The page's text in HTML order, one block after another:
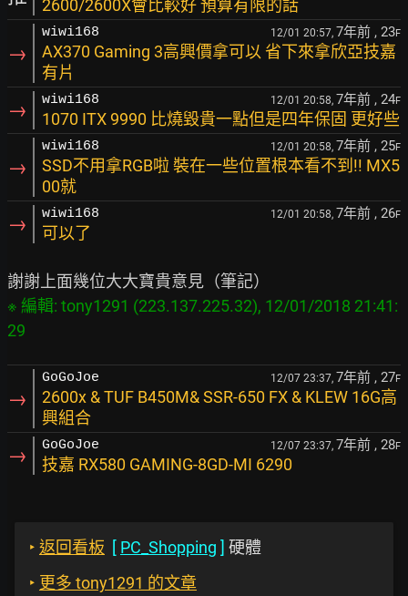
2600/2600X會比較好 預算有限的話
→
wiwi168 12/01 20:57, 7年前 , 23F
AX370 Gaming 3高興價拿可以 省下來拿欣亞技嘉
有片
→ wiwi168 12/01 20:58, 7年前 , 24F
1070 ITX 9990 比燒毀貴一點但是四年保固 更好些
→
wiwi168 12/01 20:58, 7年前 , 25F
SSD不用拿RGB啦 裝在一些位置根本看不到!! MX5
00就
→ wiwi168 12/01 20:58, 7年前 , 26F
可以了
※ 編輯: tony1291 (223.137.225.32), 12/01/2018 21:41:
→
GoGoJoe 12/07 23:37, 7年前 , 27F
2600x & TUF B450M& SSR-650 FX & KLEW 16G高
興組合
→ GoGoJoe 12/07 23:37, 7年前 , 28F
技嘉 RX580 GAMING-8GD-MI 6290
‣ 返回看板 [ PC_Shopping ] 硬體
‣ 更多 tony1291 的文章